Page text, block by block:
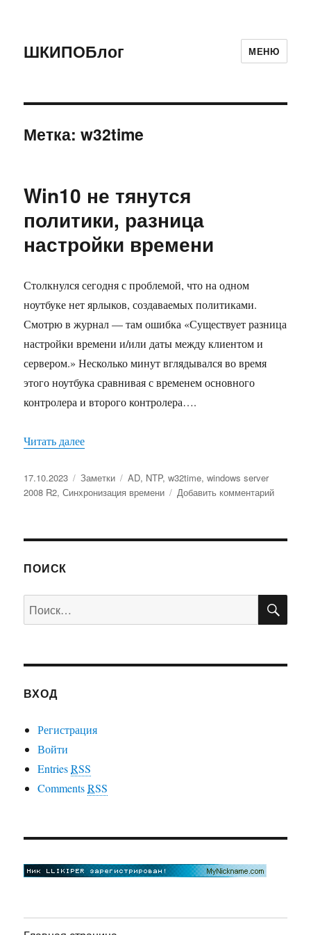
ШКИПОБлог МЕНЮ
Метка:w32time
Win10 не тянутся
политики, разница
настройки времени
Столкнулся сегодня с проблемой, что на одном
ноутбуке нет ярлыков, создаваемых политиками.
Смотрю в журнал — там ошибка «Существует разница
настройки времени и/или даты между клиентом и
сервером.» Несколько минут вглядывался во время
этого ноутбука сравнивая с временем основного
контролера и второго контролера….
Читать далее«Win10 не тянутся политики, разница
Опубликовано
17.10.2023 Рубрики
Заметки Метки
AD, NTP,w32time,windows server
2008 R2,Синхронизация времени Добавить комментарийк
не
времени
ПОИСК
Искать:
ВХОД
Регистрация
Войти
EntriesRSS
CommentsRSS